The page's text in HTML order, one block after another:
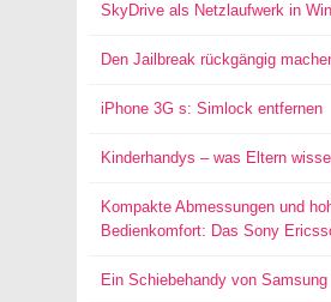
SkyDrive als Netzlaufwerk in
Den Jailbreak rückgängig
iPhone 3G s: Simlock entfernen
Kinderhandys – was Eltern
Kompakte Abmessungen und
Bedienkomfort: Das Sony
Ein Schiebehandy von Samsung